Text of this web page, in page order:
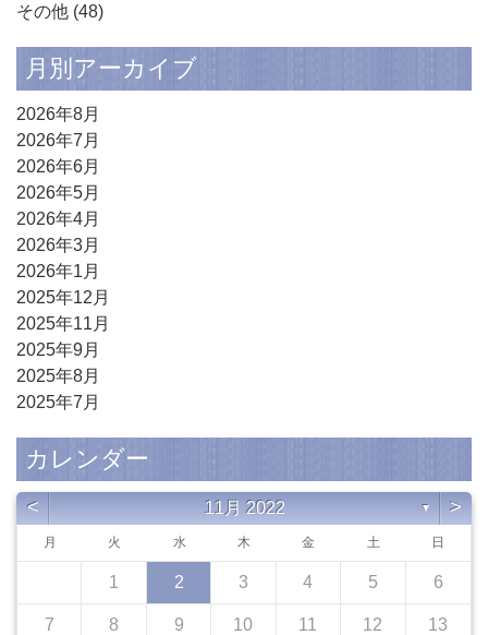
その他 (48)
月別アーカイブ
2026年8月
2026年7月
2026年6月
2026年5月
2026年4月
2026年3月
2026年1月
2025年12月
2025年11月
2025年9月
2025年8月
2025年7月
カレンダー
< 11月 2022 ▼ >
月 火 水 木 金 土 日
1 2 3 4 5 6
7 8 9 10 11 12 13